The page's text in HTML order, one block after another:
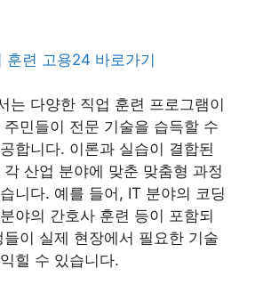
훈련 고용24 바로가기
는 다양한 직업 훈련 프로그램이
민들이 전문 기술을 습득할 수
합니다. 이론과 실습이 결합된
산업 분야에 맞춘 맞춤형 과정
니다. 예를 들어, IT 분야의 코딩
야의 간호사 훈련 등이 포함되
이 실제 현장에서 필요한 기술
힐 수 있습니다.